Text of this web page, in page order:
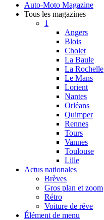
Auto-Moto Magazine
Tous les magazines
1
Angers
Blois
Cholet
La Baule
La Rochelle
Le Mans
Lorient
Nantes
Orléans
Quimper
Rennes
Tours
Vannes
Toulouse
Lille
Actus nationales
Brèves
Gros plan et zoom
Rétro
Voiture de rêve
Élément de menu